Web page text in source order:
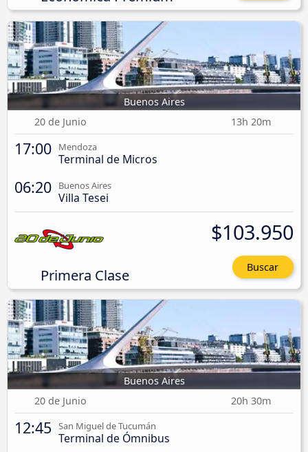
Buenos Aires
20 de Junio
13h 20m
17:00 Mendoza
Terminal de Micros
06:20 Buenos Aires
Villa Tesei
Primera Clase
$103.950
Buscar
Buenos Aires
20 de Junio
20h 30m
12:45 San Miguel de Tucumán
Terminal de Ómnibus